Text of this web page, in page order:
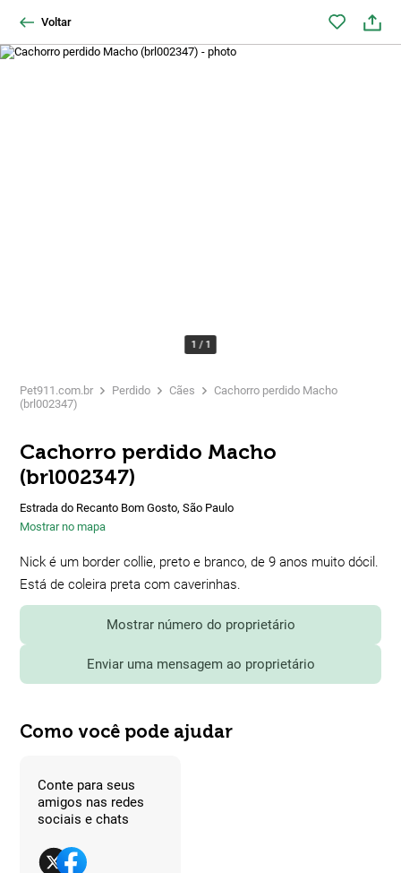
Voltar
1 / 1
Pet911.com.br Perdido Cães
Cachorro perdido Macho
(brl002347)
Cachorro perdido Macho
(brl002347)
Estrada do Recanto Bom Gosto, São Paulo
Mostrar no mapa
Nick é um border collie, preto e branco, de 9 anos muito dócil.
Está de coleira preta com caverinhas.
Mostrar número do proprietário
Enviar uma mensagem ao proprietário
Como você pode ajudar
Conte para seus
amigos nas redes
sociais e chats